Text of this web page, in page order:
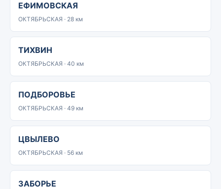
ЕФИМОВСКАЯ
ОКТЯБРЬСКАЯ · 28 км
ТИХВИН
ОКТЯБРЬСКАЯ · 40 км
ПОДБОРОВЬЕ
ОКТЯБРЬСКАЯ · 49 км
ЦВЫЛЕВО
ОКТЯБРЬСКАЯ · 56 км
ЗАБОРЬЕ